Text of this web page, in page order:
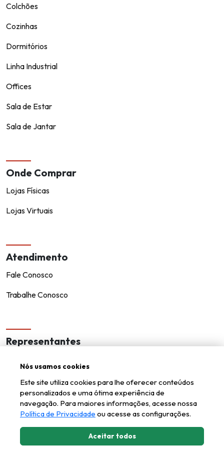
Colchões
Cozinhas
Dormitórios
Linha Industrial
Offices
Sala de Estar
Sala de Jantar
Onde Comprar
Lojas Físicas
Lojas Virtuais
Atendimento
Fale Conosco
Trabalhe Conosco
Representantes
Seja um representante
Nós usamos cookies
Este site utiliza cookies para lhe oferecer conteúdos
personalizados e uma ótima experiência de
navegação. Para maiores informações, acesse nossa
Política de Privacidade ou acesse as configurações.
Aceitar todos